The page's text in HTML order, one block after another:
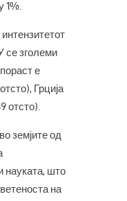
1%.
се зголеми
е
Грција
отсто).
земјите од
науката, што
на